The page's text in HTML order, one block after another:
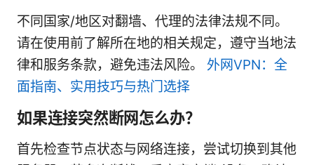
不同国家/地区对翻墙、代理的法律法规不同。
请在使用前了解所在地的相关规定，遵守当地法
律和服务条款，避免违法风险。 外网VPN：全
面指南、实用技巧与热门选择
如果连接突然断网怎么办？
首先检查节点状态与网络连接，尝试切换到其他